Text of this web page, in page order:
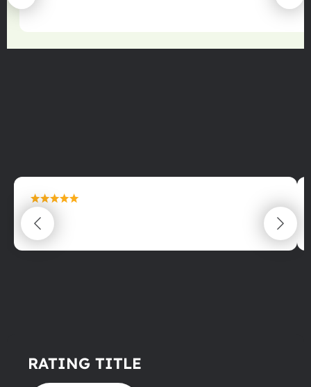
22.06.2025
maximální spokojenost
22.06.2025
RATING TITLE